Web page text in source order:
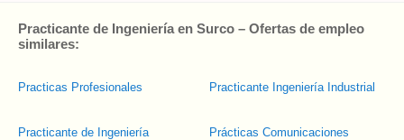
Practicante de Ingeniería en Surco – Ofertas de empleo
similares:
Practicas Profesionales
Practicante de Ingeniería
Practicante Ingeniería Industrial
Prácticas Comunicaciones